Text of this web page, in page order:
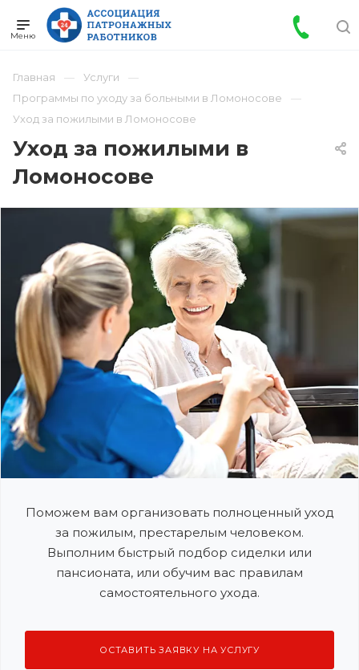
Главная
Услуги
Программы по уходу за больными в Ломоносове
Уход за пожилыми в Ломоносове
Уход за пожилыми в
Ломоносове
Поможем вам организовать полноценный уход
за пожилым, престарелым человеком.
Выполним быстрый подбор сиделки или
пансионата, или обучим вас правилам
самостоятельного ухода.
ОСТАВИТЬ ЗАЯВКУ НА УСЛУГУ